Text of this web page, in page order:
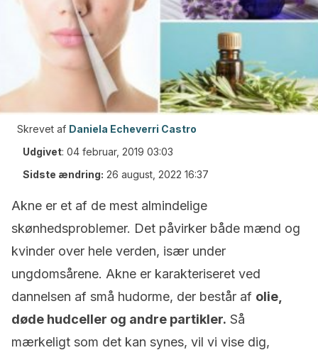
Skrevet af Daniela Echeverri Castro
Udgivet: 04 februar, 2019 03:03
Sidste ændring: 26 august, 2022 16:37
Akne er et af ​​de mest almindelige
skønhedsproblemer. Det påvirker både mænd og
kvinder over hele verden, især under
ungdomsårene. Akne er karakteriseret ved
dannelsen af ​​små hudorme, der består af olie,
døde hudceller og andre partikler. Så
mærkeligt som det kan synes, vil vi vise dig,